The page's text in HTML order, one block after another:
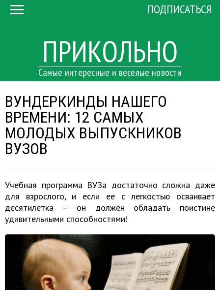
ПРИКОЛЬНО
Самые интересные и веселые новости
ПОДПИСАТЬСЯ
ВУНДЕРКИНДЫ НАШЕГО
ВРЕМЕНИ: 12 САМЫХ
МОЛОДЫХ ВЫПУСКНИКОВ
ВУЗОВ
Учебная программа ВУЗа достаточно сложна даже
для взрослого, и если ее с легкостью осваивает
десятилетка – он должен обладать поистине
удивительными способностями!